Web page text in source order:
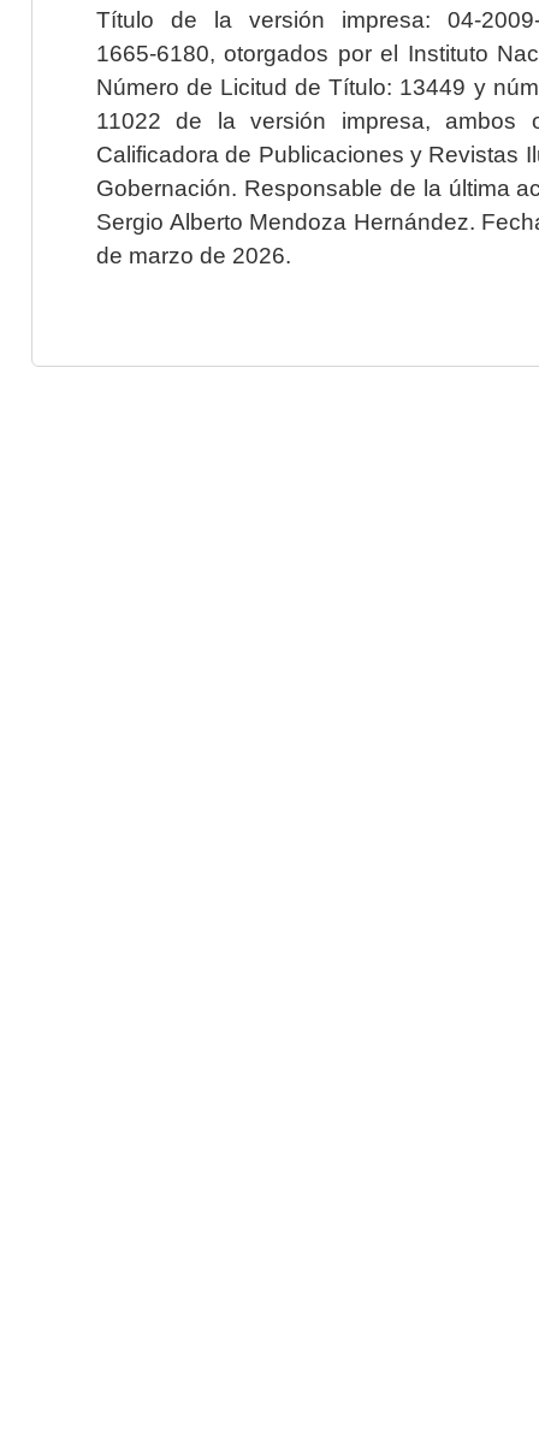
Título de la versión impresa: 04-2009-
1665-6180, otorgados por el Instituto
Número de Licitud de Título: 13449 y
11022 de la versión impresa, ambos
Calificadora de Publicaciones y Revistas
Gobernación. Responsable de la última
Sergio Alberto Mendoza Hernández.
de marzo de 2026.